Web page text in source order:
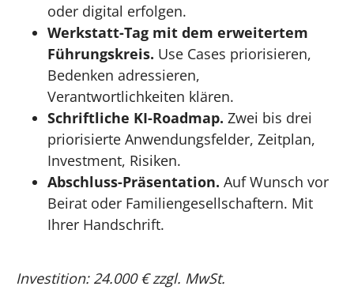
oder digital erfolgen.
Werkstatt-Tag mit dem erweitertem
Führungskreis. Use Cases priorisieren,
Bedenken adressieren,
Verantwortlichkeiten klären.
Schriftliche KI-Roadmap. Zwei bis drei
priorisierte Anwendungsfelder, Zeitplan,
Investment, Risiken.
Abschluss-Präsentation. Auf Wunsch vor
Beirat oder Familiengesellschaftern. Mit
Ihrer Handschrift.
Investition: 24.000 € zzgl. MwSt.